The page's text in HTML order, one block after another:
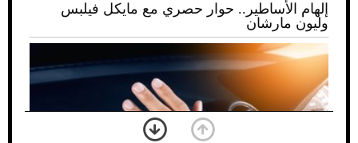
إلهام الأساطير.. حوار حصري مع مايكل فيلبس
وليون مارشان